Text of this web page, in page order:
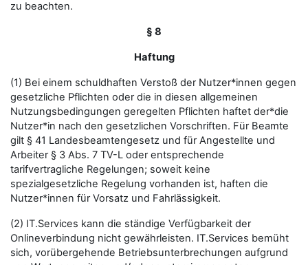
zu beachten.
§ 8
Haftung
(1) Bei einem schuldhaften Verstoß der Nutzer*innen gegen
gesetzliche Pflichten oder die in diesen allgemeinen
Nutzungsbedingungen geregelten Pflichten haftet der*die
Nutzer*in nach den gesetzlichen Vorschriften. Für Beamte
gilt § 41 Landesbeamtengesetz und für Angestellte und
Arbeiter § 3 Abs. 7 TV-L oder entsprechende
tarifvertragliche Regelungen; soweit keine
spezialgesetzliche Regelung vorhanden ist, haften die
Nutzer*innen für Vorsatz und Fahrlässigkeit.
(2) IT.Services kann die ständige Verfügbarkeit der
Onlineverbindung nicht gewährleisten. IT.Services bemüht
sich, vorübergehende Betriebsunterbrechungen aufgrund